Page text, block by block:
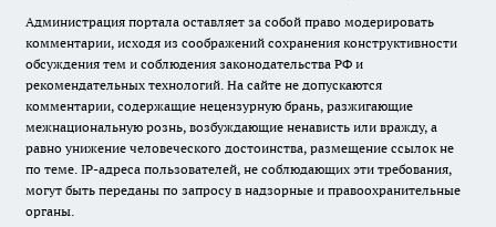
Администрация портала оставляет за собой право модерировать
комментарии, исходя из соображений сохранения конструктивности
обсуждения тем и соблюдения законодательства РФ и
рекомендательных технологий. На сайте не допускаются
комментарии, содержащие нецензурную брань, разжигающие
межнациональную рознь, возбуждающие ненависть или вражду, а
равно унижение человеческого достоинства, размещение ссылок не
по теме. IP-адреса пользователей, не соблюдающих эти требования,
могут быть переданы по запросу в надзорные и правоохранительные
органы.